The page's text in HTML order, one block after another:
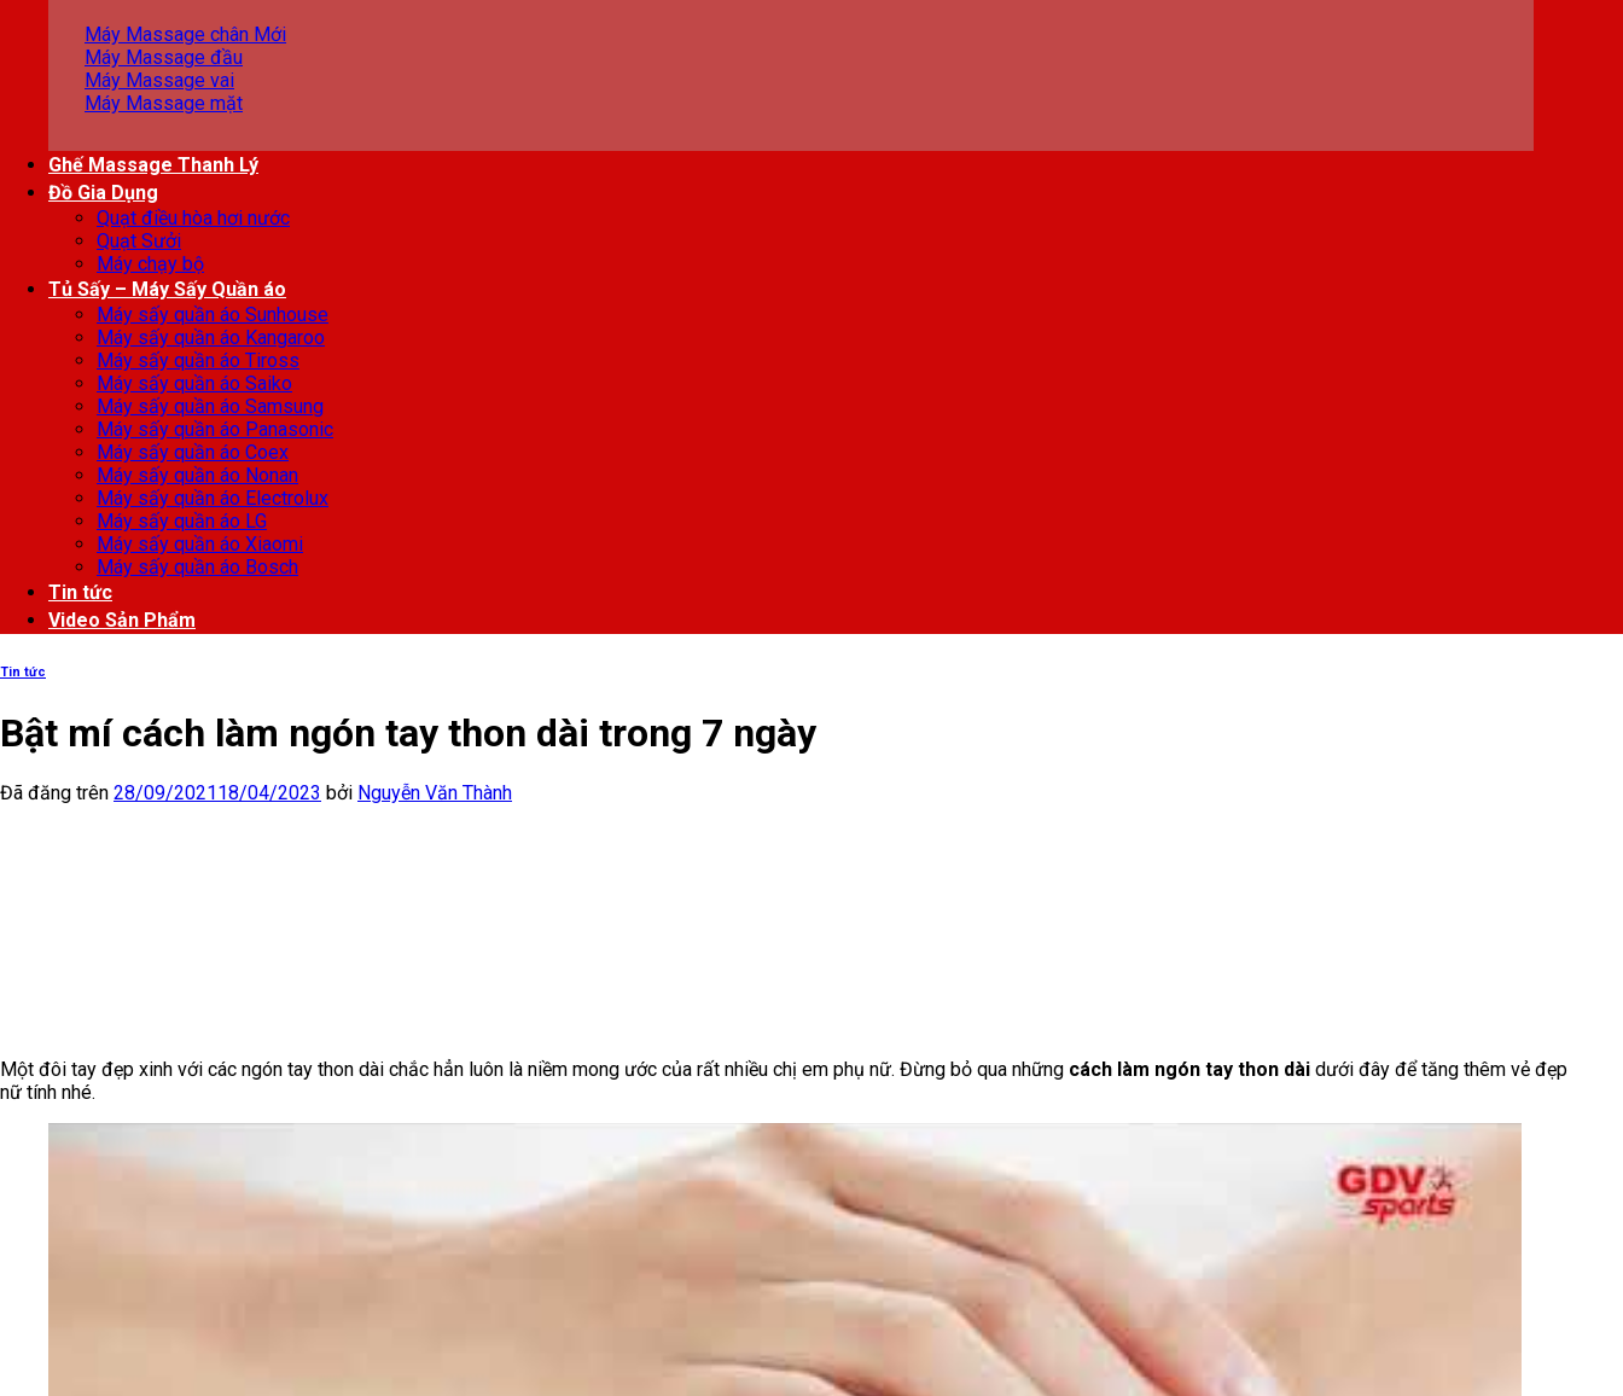
Máy Massage chân
Máy Massage đầu
Máy Massage vai
Máy Massage mặt
Ghế Massage Thanh Lý
Đồ Gia Dụng
Quạt điều hòa hơi nước
Quạt Sưởi
Máy chạy bộ
Tủ Sấy – Máy Sấy Quần áo
Máy sấy quần áo Sunhouse
Máy sấy quần áo Kangaroo
Máy sấy quần áo Tiross
Máy sấy quần áo Saiko
Máy sấy quần áo Samsung
Máy sấy quần áo Panasonic
Máy sấy quần áo Coex
Máy sấy quần áo Nonan
Máy sấy quần áo Electrolux
Máy sấy quần áo LG
Máy sấy quần áo Xiaomi
Máy sấy quần áo Bosch
Tin tức
Video Sản Phẩm
Tin tức
Bật mí cách làm ngón tay thon dài trong 7 ngày
Đã đăng trên 28/09/202118/04/2023 bởi Nguyễn Văn Thành
Một đôi tay đẹp xinh với các ngón tay thon dài chắc hẳn luôn là niềm mong ước của rất nhiều chị em phụ nữ. Đừng bỏ qua những cách làm ngón tay thon dài dưới đây để tăng thêm vẻ đẹp
nữ tính nhé.